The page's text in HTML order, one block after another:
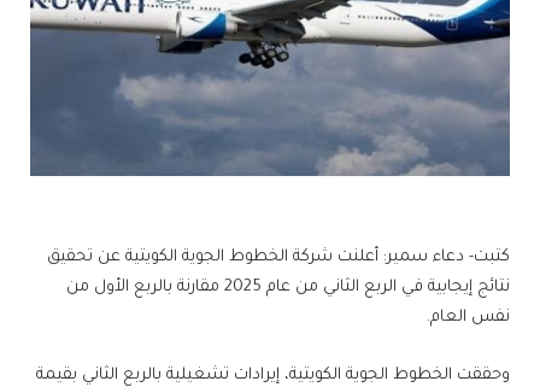
كتبت- دعاء سمير: أعلنت شركة الخطوط الجوية الكويتية عن تحقيق
نتائج إيجابية في الربع الثاني من عام 2025 مقارنة بالربع الأول من
نفس العام.
وحققت الخطوط الجوية الكويتية، إيرادات تشغيلية بالربع الثاني بقيمة